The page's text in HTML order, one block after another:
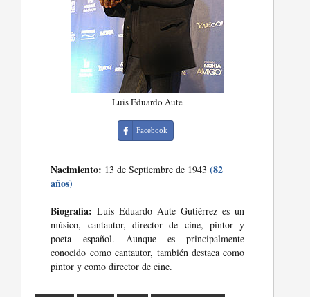
Luis Eduardo Aute
Facebook
Nacimiento: 13 de Septiembre de 1943(82
años)
Biografia: Luis Eduardo Aute Gutiérrez es un
músico, cantautor, director de cine, pintor y
poeta español. Aunque es principalmente
conocido como cantautor, también destaca como
pintor y como director de cine.